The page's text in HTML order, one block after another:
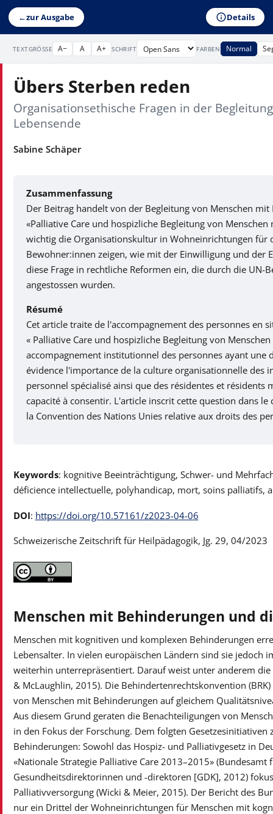
←zur Ausgabe Details
TEXTGRÖSSE A− A A+ SCHRIFT FARBEN Normal
Übers Sterben reden
Organisationsethische Fragen in der
Lebensende
Sabine Schäper
Zusammenfassung
Der Beitrag handelt von der Begleitung von Menschen
«Palliative Care und hospizliche Begleitung von
wichtig die Organisationskultur in Wohneinrichtungen für
Bewohner:innen zeigen, wie mit der Einwilligung und der
diese Frage in rechtliche Reformen ein, die durch die
angestossen wurden.
Résumé
Cet article traite de l'accompagnement des personnes en
« Palliative Care und hospizliche Begleitung von
accompagnement institutionnel des personnes ayant
évidence l'importance de la culture organisationnelle des
personnel spécialisé ainsi que des résidentes et
capacité à consentir. L'article inscrit cette question dans
la Convention des Nations Unies relative aux droits des
Keywords: kognitive Beeinträchtigung, Schwer- und
déficience intellectuelle, polyhandicap, mort, soins palliatifs,
DOI: https://doi.org/10.57161/z2023-04-06
Schweizerische Zeitschrift für Heilpädagogik, Jg. 29, 04/2023
Menschen mit Behinderungen und
Menschen mit kognitiven und komplexen Behinderungen
Lebensalter. In vielen europäischen Ländern sind sie jedoch
weiterhin unterrepräsentiert. Darauf weist unter anderem die
& McLaughlin, 2015). Die Behindertenrechtskonvention
von Menschen mit Behinderungen auf gleichem
Aus diesem Grund geraten die Benachteiligungen von
in den Fokus der Forschung. Dem folgten
Behinderungen: Sowohl das Hospiz- und Palliativgesetz in
«Nationale Strategie Palliative Care 2013–2015»
Gesundheitsdirektorinnen und -direktoren [GDK], 2012)
Palliativversorgung (Wicki & Meier, 2015). Der Bericht des
nur ein Drittel der Wohneinrichtungen für Menschen mit